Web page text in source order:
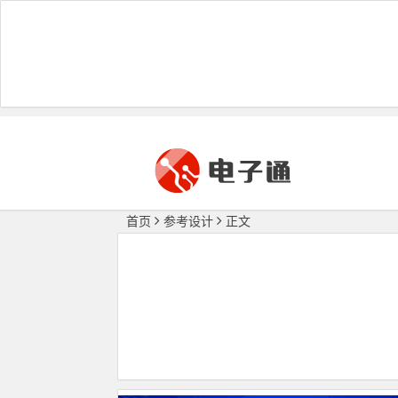
首页 参考设计 正文